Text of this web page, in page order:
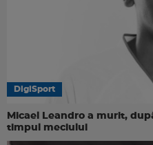
DigiSport
Micael Leandro a murit,
timpul meciului